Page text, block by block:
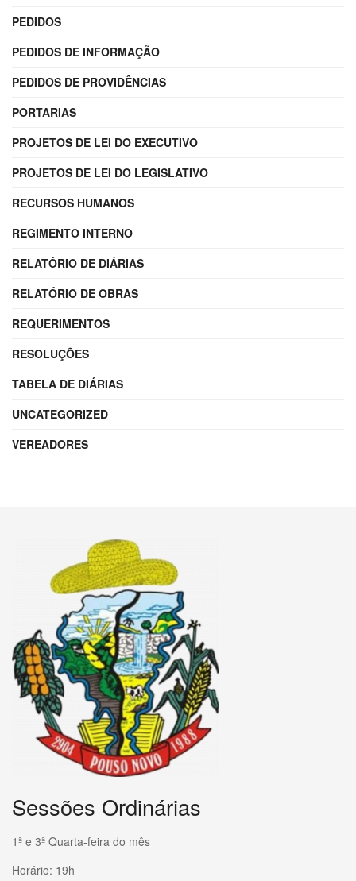
PEDIDOS
PEDIDOS DE INFORMAÇÃO
PEDIDOS DE PROVIDÊNCIAS
PORTARIAS
PROJETOS DE LEI DO EXECUTIVO
PROJETOS DE LEI DO LEGISLATIVO
RECURSOS HUMANOS
REGIMENTO INTERNO
RELATÓRIO DE DIÁRIAS
RELATÓRIO DE OBRAS
REQUERIMENTOS
RESOLUÇÕES
TABELA DE DIÁRIAS
UNCATEGORIZED
VEREADORES
Sessões Ordinárias
1ª e 3ª Quarta-feira do mês
Horário: 19h